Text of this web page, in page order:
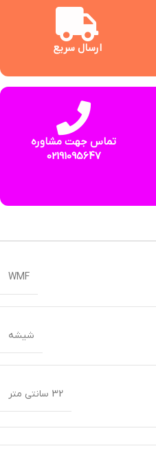
ارسال سریع
تماس جهت مشاوره
02191095647
WMF
شیشه
32 سانتی متر